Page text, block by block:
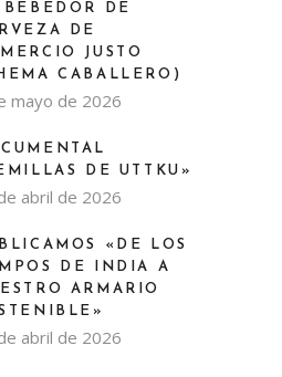
BEBEDOR DE
DE
JUSTO
CABALLERO)
mayo de 2026
DE UTTKU»
abril de 2026
«DE LOS
DE INDIA A
ARMARIO
abril de 2026